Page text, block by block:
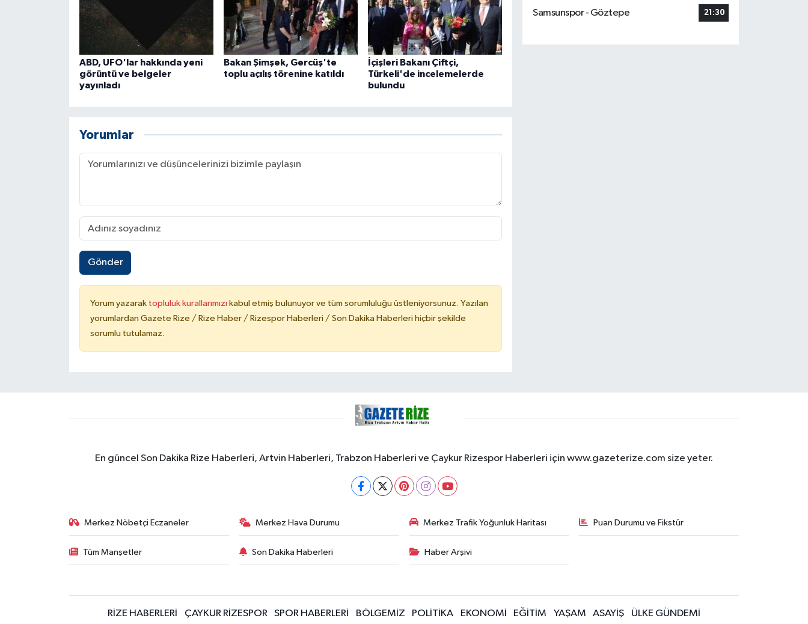
ABD, UFO'lar hakkında yeni
görüntü ve belgeler
yayınladı
Bakan Şimşek, Gercüş'te
toplu açılış törenine katıldı
İçişleri Bakanı Çiftçi,
Türkeli'de incelemelerde
bulundu
Yorumlar
Gönder
Yorum yazarak topluluk kurallarımızı kabul etmiş bulunuyor ve tüm sorumluluğu üstleniyorsunuz. Yazılan
yorumlardan Gazete Rize / Rize Haber / Rizespor Haberleri / Son Dakika Haberleri hiçbir şekilde
sorumlu tutulamaz.
Samsunspor - Göztepe
21:30
En güncel Son Dakika Rize Haberleri, Artvin Haberleri, Trabzon Haberleri ve Çaykur Rizespor Haberleri için www.gazeterize.com size yeter.
Merkez Nöbetçi Eczaneler Merkez Hava Durumu Merkez Trafik Yoğunluk Haritası Puan Durumu ve Fikstür
Tüm Manşetler Son Dakika Haberleri Haber Arşivi
RİZE HABERLERİ ÇAYKUR RİZESPOR SPOR HABERLERİ BÖLGEMİZ POLİTİKA EKONOMİ EĞİTİM YAŞAM ASAYİŞ ÜLKE GÜNDEMİ